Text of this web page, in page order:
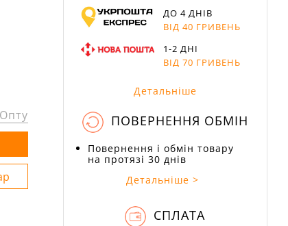
ДО 4 ДНІВ
ВІД 40 ГРИВЕНЬ
1-2 ДНІ
ВІД 70 ГРИВЕНЬ
Детальніше
ПОВЕРНЕННЯ ОБМІН
Повернення і обмін товару
на протязі 30 днів
Детальніше >
СПЛАТА